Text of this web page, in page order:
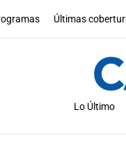
Últimas
Lo Último